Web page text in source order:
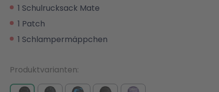
1 Schulrucksack Mate
1 Patch
1 Schlampermäppchen
Produktvarianten